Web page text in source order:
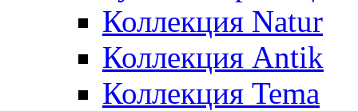
Коллекция Natur
Коллекция Antik
Коллекция Tema